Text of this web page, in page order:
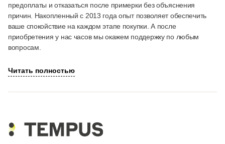
предоплаты и отказаться после примерки без объяснения
причин. Накопленный с 2013 года опыт позволяет обеспечить
ваше спокойствие на каждом этапе покупки. А после
приобретения у нас часов мы окажем поддержку по любым
вопросам.
Читать полностью